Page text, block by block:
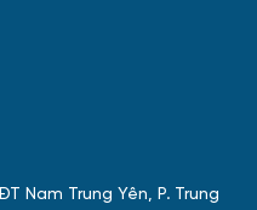
Nam Trung Yên, P. Trung